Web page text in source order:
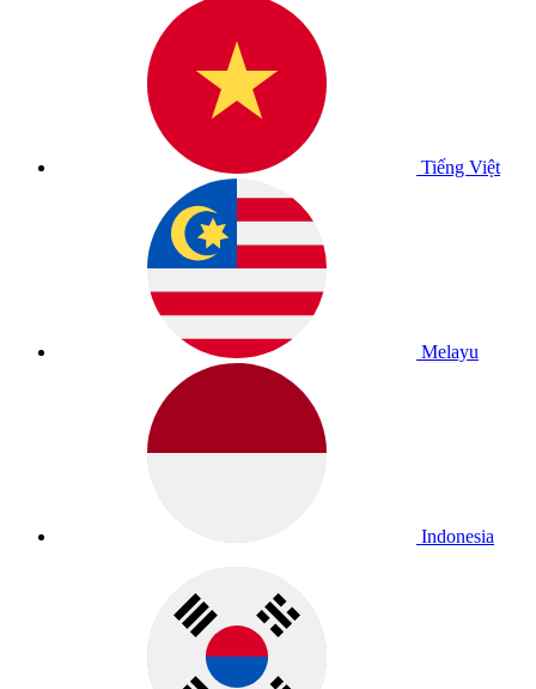
Tiếng Việt
Melayu
Indonesia